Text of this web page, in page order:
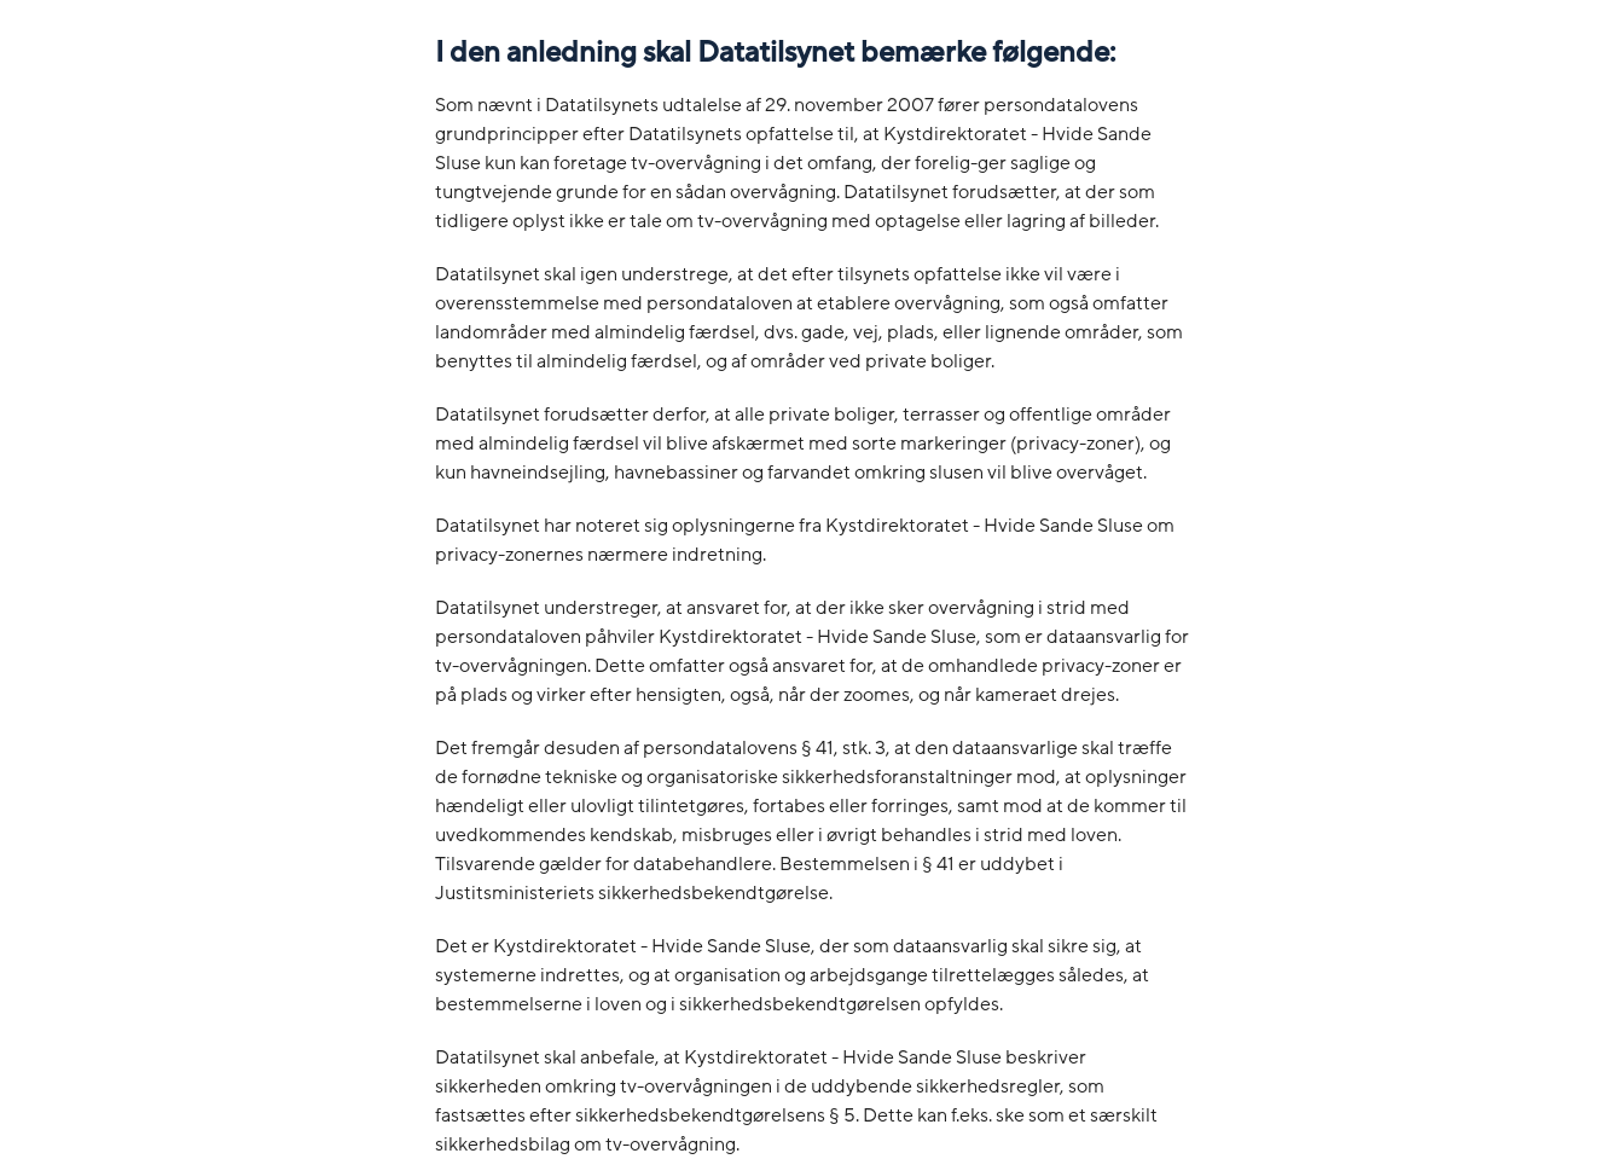
I den anledning skal Datatilsynet bemærke følgende:
Som nævnt i Datatilsynets udtalelse af 29. november 2007 fører persondatalovens
grundprincipper efter Datatilsynets opfattelse til, at Kystdirektoratet - Hvide Sande
Sluse kun kan foretage tv-overvågning i det omfang, der forelig-ger saglige og
tungtvejende grunde for en sådan overvågning. Datatilsynet forudsætter, at der som
tidligere oplyst ikke er tale om tv-overvågning med optagelse eller lagring af billeder.
Datatilsynet skal igen understrege, at det efter tilsynets opfattelse ikke vil være i
overensstemmelse med persondataloven at etablere overvågning, som også omfatter
landområder med almindelig færdsel, dvs. gade, vej, plads, eller lignende områder, som
benyttes til almindelig færdsel, og af områder ved private boliger.
Datatilsynet forudsætter derfor, at alle private boliger, terrasser og offentlige områder
med almindelig færdsel vil blive afskærmet med sorte markeringer (privacy-zoner), og
kun havneindsejling, havnebassiner og farvandet omkring slusen vil blive overvåget.
Datatilsynet har noteret sig oplysningerne fra Kystdirektoratet - Hvide Sande Sluse om
privacy-zonernes nærmere indretning.
Datatilsynet understreger, at ansvaret for, at der ikke sker overvågning i strid med
persondataloven påhviler Kystdirektoratet - Hvide Sande Sluse, som er dataansvarlig for
tv-overvågningen. Dette omfatter også ansvaret for, at de omhandlede privacy-zoner er
på plads og virker efter hensigten, også, når der zoomes, og når kameraet drejes.
Det fremgår desuden af persondatalovens § 41, stk. 3, at den dataansvarlige skal træffe
de fornødne tekniske og organisatoriske sikkerhedsforanstaltninger mod, at oplysninger
hændeligt eller ulovligt tilintetgøres, fortabes eller forringes, samt mod at de kommer til
uvedkommendes kendskab, misbruges eller i øvrigt behandles i strid med loven.
Tilsvarende gælder for databehandlere. Bestemmelsen i § 41 er uddybet i
Justitsministeriets sikkerhedsbekendtgørelse.
Det er Kystdirektoratet - Hvide Sande Sluse, der som dataansvarlig skal sikre sig, at
systemerne indrettes, og at organisation og arbejdsgange tilrettelægges således, at
bestemmelserne i loven og i sikkerhedsbekendtgørelsen opfyldes.
Datatilsynet skal anbefale, at Kystdirektoratet - Hvide Sande Sluse beskriver
sikkerheden omkring tv-overvågningen i de uddybende sikkerhedsregler, som
fastsættes efter sikkerhedsbekendtgørelsens § 5. Dette kan f.eks. ske som et særskilt
sikkerhedsbilag om tv-overvågning.